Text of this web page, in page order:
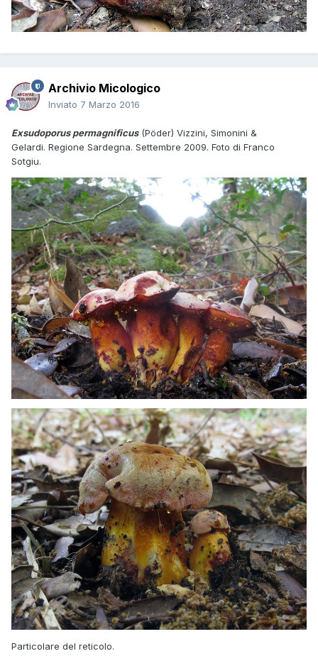
Archivio Micologico
Inviato 7 Marzo 2016
Exsudoporus permagnificus(Pöder) Vizzini, Simonini &
Gelardi. Regione Sardegna. Settembre 2009. Foto di Franco
Sotgiu.
Particolare del reticolo.